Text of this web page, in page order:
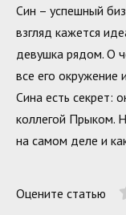
Син – успешный
взгляд кажется
девушка рядом. О
все его окружение
Сина есть секрет:
коллегой Прыком.
на самом деле и
Оцените статью